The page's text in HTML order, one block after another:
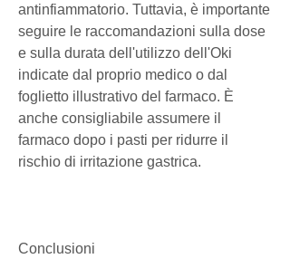
antinfiammatorio. Tuttavia, è importante
seguire le raccomandazioni sulla dose
e sulla durata dell'utilizzo dell'Oki
indicate dal proprio medico o dal
foglietto illustrativo del farmaco. È
anche consigliabile assumere il
farmaco dopo i pasti per ridurre il
rischio di irritazione gastrica.
Conclusioni